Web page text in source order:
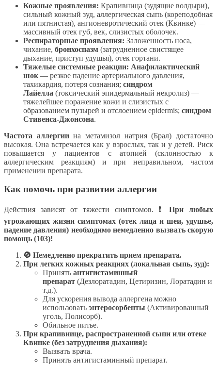
Кожные проявления: Крапивница (зудящие волдыри),
сильный кожный зуд, аллергическая сыпь (кореподобная
или пятнистая), ангионевротический отек (Квинке) —
массивный отек губ, век, слизистых оболочек.
Респираторные проявления: Заложенность носа,
чихание, бронхоспазм (затрудненное свистящее
дыхание, приступ удушья), отек гортани.
Тяжелые системные реакции: Анафилактический
шок — резкое падение артериального давления,
тахикардия, потеря сознания; синдром
Лайелла (токсический эпидермальный некролиз) —
тяжелейшее поражение кожи и слизистых с
образованием пузырей и отслоением epidermis; синдром
Стивенса-Джонсона.
Частота аллергиина метамизол натрия (Брал) достаточно
высокая. Она встречается как у взрослых, так и у детей. Риск
повышается у пациентов с атопией (склонностью к
аллергическим реакциям) и при неправильном, частом
применении препарата.
Как помочь при развитии аллергии
Действия зависят от тяжести симптомов. ❗ При любых
угрожающих жизни симптомах (отек лица и шеи, удушье,
падение давления) необходимо немедленно вызвать скорую
помощь (103)!
🚫 Немедленно прекратить прием препарата.
При легких кожных реакциях (локальная сыпь, зуд):
Принять антигистаминный
препарат (Дезлоратадин, Цетиризин, Лоратадин и
т.д.).
Для ускорения вывода аллергена можно
использовать энтеросорбенты (Активированный
уголь, Полисорб).
Обильное питье.
При крапивнице, распространенной сыпи или отеке
Квинке (без затруднения дыхания):
Вызвать врача.
Принять антигистаминный препарат.